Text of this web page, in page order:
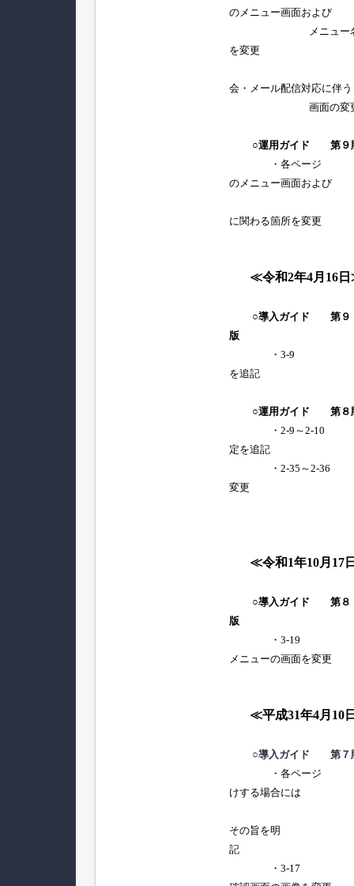
のメニュー画面および
メニュー名等の
を変更
会・メール配信対応に伴う
画面の変
○運用ガイド 第９
・各ページ [管
のメニュー画面および
に関わる箇所を変更
≪令和2年4月16日
○導入ガイド 第９
版
・3-9 スター
を追記
○運用ガイド 第８
・2-9～2-10 ス
定を追記
・2-35～2-36 利
変更
≪令和1年10月17
○導入ガイド 第８
版
・3-19 [パス
メニューの画面を変更
≪平成31年4月10
○導入ガイド 第７
・各ページ 明細
けする場合には
その旨を明
・3-17 利用者